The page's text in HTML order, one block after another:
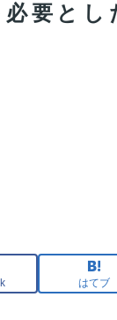
要とし
はてブ